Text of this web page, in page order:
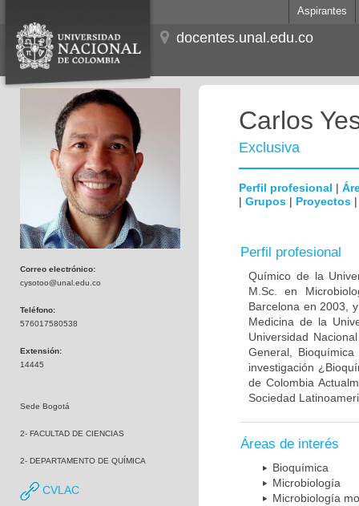
Aspirantes
docentes.unal.edu.co
Correo electrónico:
cysotoo@unal.edu.co
Teléfono:
576017580538
Extensión:
14445
Sede Bogotá
2- FACULTAD DE CIENCIAS
2- DEPARTAMENTO DE QUÍMICA
CVLAC
Carlos
Exclusiva
Perfil profesional |
| Grupos | Proyectos
Perfil profesional
Químico de la
M.Sc. en
Barcelona en 2003,
Medicina de la
Universidad
General,
investigación
de Colombia
Sociedad
Áreas de interés
Bioquímica
Microbiología
Microbiología